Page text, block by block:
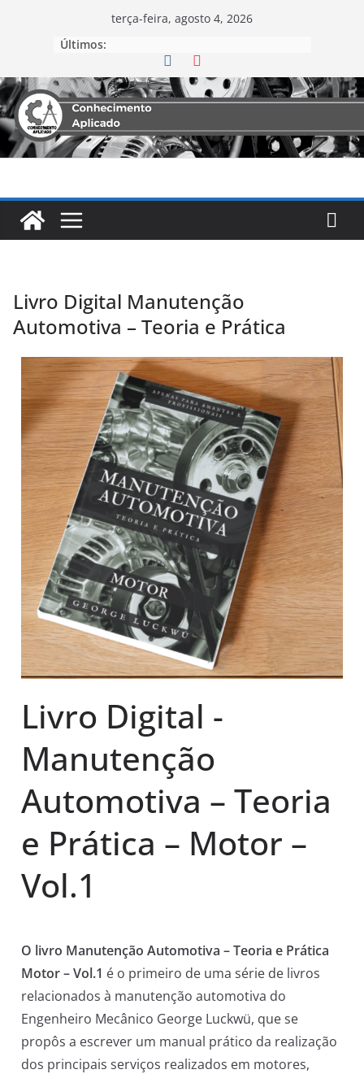
terça-feira, agosto 4, 2026
Últimos:
Livro Digital Manutenção
Automotiva – Teoria e Prática
Livro Digital -
Manutenção
Automotiva – Teoria
e Prática – Motor –
Vol.1
O livro Manutenção Automotiva – Teoria e Prática
Motor – Vol.1 é o primeiro de uma série de livros
relacionados à manutenção automotiva do
Engenheiro Mecânico George Luckwü, que se
propôs a escrever um manual prático da realização
dos principais serviços realizados em motores,